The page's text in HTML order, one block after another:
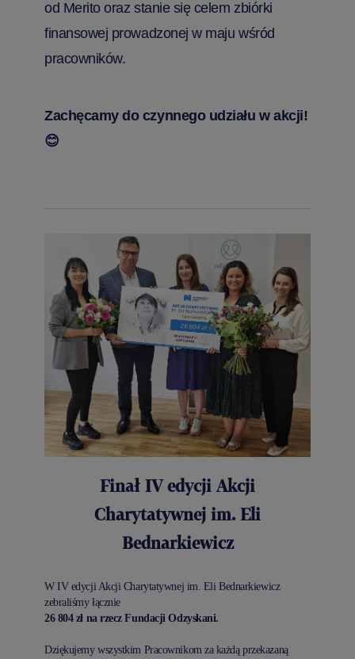
od Merito oraz stanie się celem zbiórki
finansowej prowadzonej w maju wśród
pracowników.
Zachęcamy do czynnego udziału w akcji!
😊
Finał IV edycji Akcji
Charytatywnej im. Eli
Bednarkiewicz
W IV edycji Akcji Charytatywnej im. Eli Bednarkiewicz
zebraliśmy łącznie
26 804 zł na rzecz Fundacji Odzyskani.
Dziękujemy wszystkim Pracownikom za każdą przekazaną